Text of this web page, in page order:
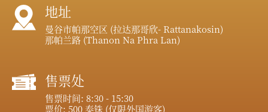
地址
曼谷市帕那空区 (拉达那哥欣- Rattanakosin)
那帕兰路 (Thanon Na Phra Lan)
售票处
售票时间: 8:30 - 15:30
票价: 500 泰铢 (仅限外国游客)